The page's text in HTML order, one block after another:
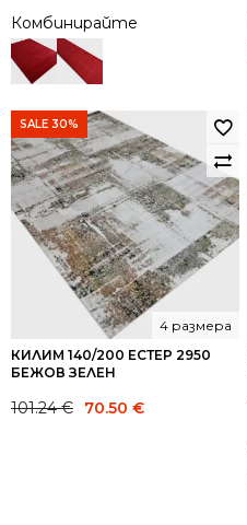
Комбинирайте
SALE 30%
КИЛИМ 140/200 ЕСТЕР 2950
БЕЖОВ ЗЕЛЕН
4 размера
101.24€
Original 70.50 €
Current